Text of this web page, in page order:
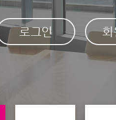
로그인 회